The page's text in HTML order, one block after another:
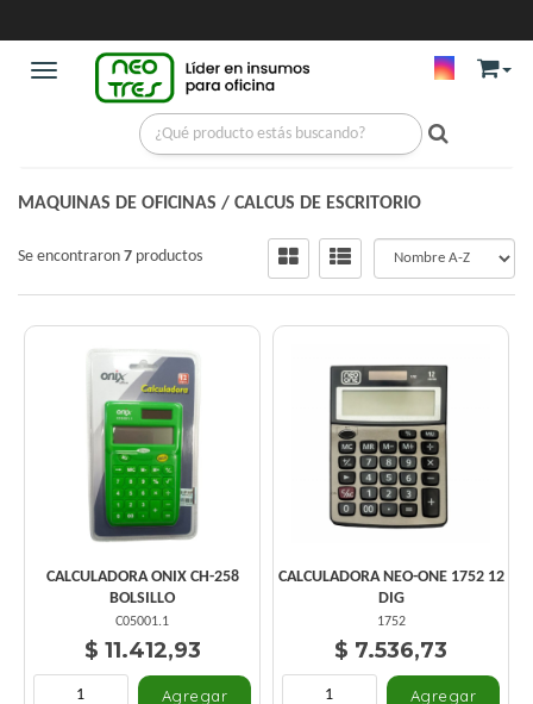
Toggle navigation
MAQUINAS DE OFICINAS / CALCUS DE ESCRITORIO
Se encontraron 7 productos
CALCULADORA ONIX CH-258
BOLSILLO
C05001.1
$ 11.412,93
CALCULADORA NEO-ONE 1752 12
DIG
1752
$ 7.536,73